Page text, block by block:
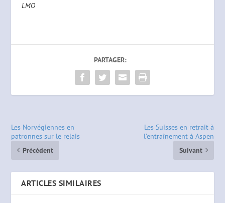
LMO
PARTAGER:
Les Norvégiennes en
patronnes sur le relais
Précédent
Les Suisses en retrait à
l’entraînement à Aspen
Suivant
ARTICLES SIMILAIRES